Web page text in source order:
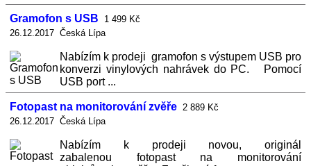
Gramofon s USB
1 499 Kč
26.12.2017 Česká Lípa
Nabízím k prodeji gramofon s výstupem USB pro
konverzi vinylových nahrávek do PC. Pomocí
USB port ...
Fotopast na monitorování zvěře 2 889 Kč
26.12.2017 Česká Lípa
Nabízím k prodeji novou, originál
zabalenou fotopast na monitorování